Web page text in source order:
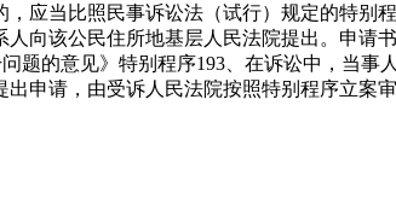
应当比照民事诉讼法（试行）规定的特别
向该公民住所地基层人民法院提出。申请
题的意见》特别程序193、在诉讼中，当
申请，由受诉人民法院按照特别程序立案审